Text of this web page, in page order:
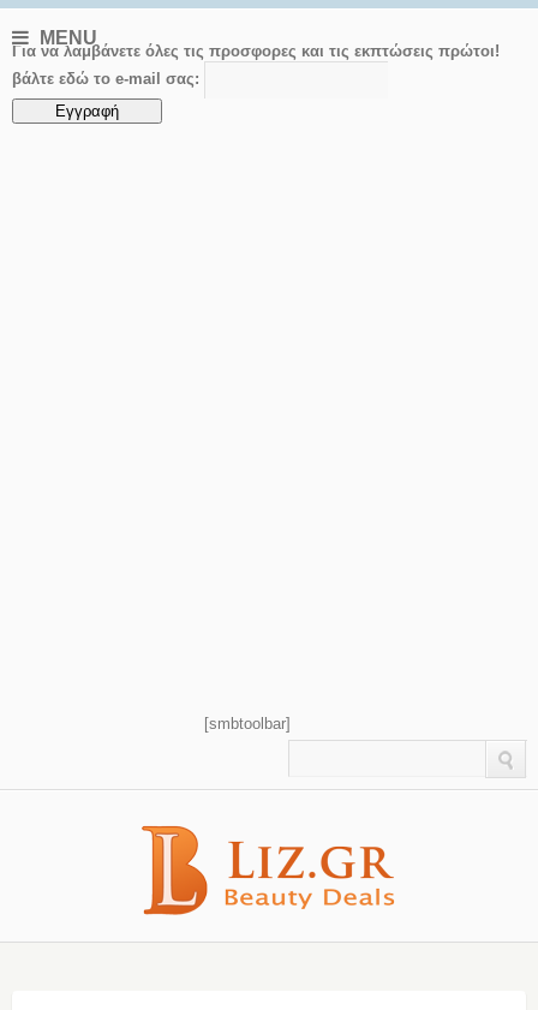
MENU
Για να λαμβάνετε όλες τις προσφορες και τις εκπτώσεις πρώτοι!
βάλτε εδώ το e-mail σας:
[smbtoolbar]